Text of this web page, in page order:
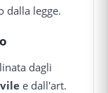
dalla legge.
dagli
e dall'art.